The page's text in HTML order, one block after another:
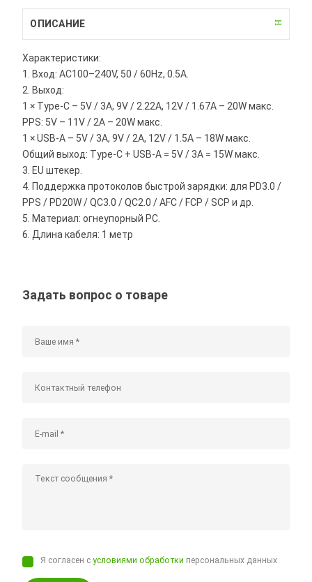
ОПИСАНИЕ
Характеристики:
1. Вход: AC100–240V, 50 / 60Hz, 0.5A.
2. Выход:
1 × Type-C – 5V / 3A, 9V / 2.22A, 12V / 1.67A – 20W макс.
PPS: 5V – 11V / 2A – 20W макс.
1 × USB-A – 5V / 3A, 9V / 2A, 12V / 1.5A – 18W макс.
Общий выход: Type-C + USB-A = 5V / 3A = 15W макс.
3. EU штекер.
4. Поддержка протоколов быстрой зарядки: для PD3.0 /
PPS / PD20W / QC3.0 / QC2.0 / AFC / FCP / SCP и др.
5. Материал: огнеупорный PC.
6. Длина кабеля: 1 метр
Задать вопрос о товаре
Я согласен сусловиями обработки персональных данных